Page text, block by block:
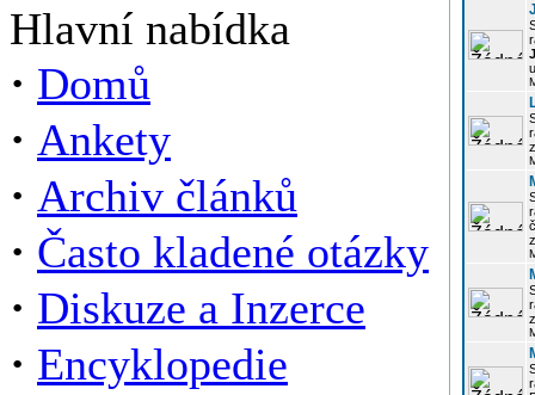
Hlavní nabídka
· Domů
· Ankety
· Archiv článků
· Často kladené otázky
· Diskuze a Inzerce
· Encyklopedie